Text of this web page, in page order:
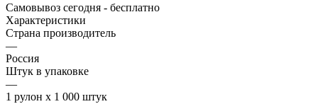
Самовывоз сегодня - бесплатно
Характеристики
Страна производитель
—
Россия
Штук в упаковке
—
1 рулон х 1 000 штук